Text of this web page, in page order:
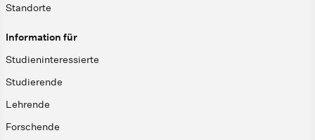
Standorte
Information für
Studieninteressierte
Studierende
Lehrende
Forschende